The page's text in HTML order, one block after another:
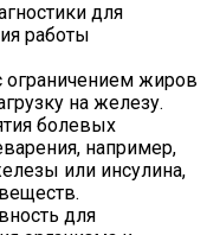
для
работы
ограничением жиров
на железу.
болевых
например,
или инсулина,
для